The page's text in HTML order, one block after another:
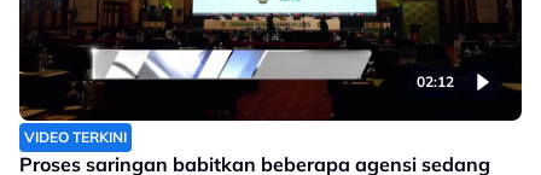
02:12
VIDEO TERKINI
Proses saringan babitkan beberapa agensi sedang